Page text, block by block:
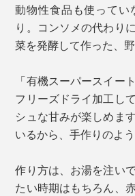
動物性食品も使って
り。コンソメの代わり
菜を発酵して作った、
「有機スーパースイー
フリーズドライ加工し
シュな甘みが楽しめま
いるから、手作りのよ
作り方は、お湯を注い
たい時期はもちろん、